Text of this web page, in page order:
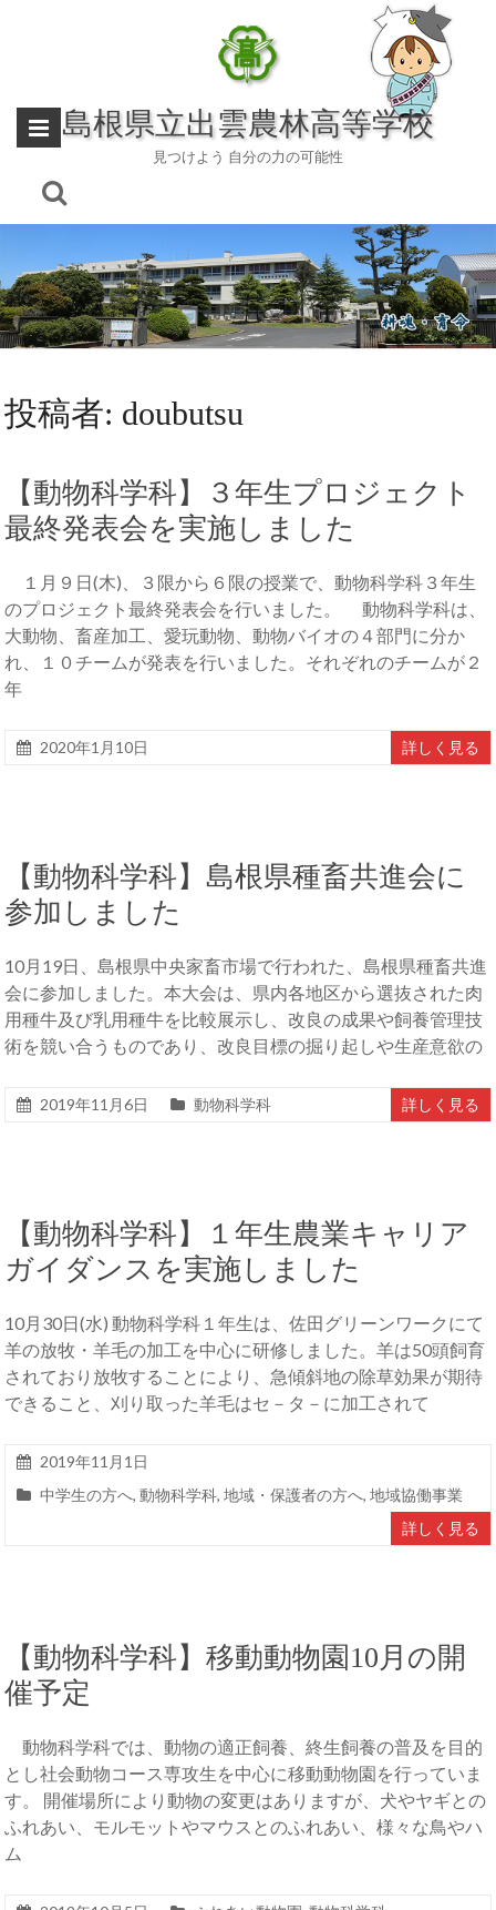
島根県立出雲農林高等学校
見つけよう 自分の力の可能性
投稿者: doubutsu
【動物科学科】３年生プロジェクト
最終発表会を実施しました
１月９日(木)、３限から６限の授業で、動物科学科３年生
のプロジェクト最終発表会を行いました。 動物科学科は、
大動物、畜産加工、愛玩動物、動物バイオの４部門に分か
れ、１０チームが発表を行いました。それぞれのチームが２
年
2020年1月10日 詳しく見る
【動物科学科】島根県種畜共進会に
参加しました
10月19日、島根県中央家畜市場で行われた、島根県種畜共進
会に参加しました。本大会は、県内各地区から選抜された肉
用種牛及び乳用種牛を比較展示し、改良の成果や飼養管理技
術を競い合うものであり、改良目標の掘り起しや生産意欲の
2019年11月6日 動物科学科 詳しく見る
【動物科学科】１年生農業キャリア
ガイダンスを実施しました
10月30日(水) 動物科学科１年生は、佐田グリーンワークにて
羊の放牧・羊毛の加工を中心に研修しました。羊は50頭飼育
されており放牧することにより、急傾斜地の除草効果が期待
できること、刈り取った羊毛はセ－タ－に加工されて
2019年11月1日
中学生の方へ,動物科学科,地域・保護者の方へ,地域協働事業
詳しく見る
【動物科学科】移動動物園10月の開
催予定
動物科学科では、動物の適正飼養、終生飼養の普及を目的
とし社会動物コース専攻生を中心に移動動物園を行っていま
す。 開催場所により動物の変更はありますが、犬やヤギとの
ふれあい、モルモットやマウスとのふれあい、様々な鳥やハ
ム